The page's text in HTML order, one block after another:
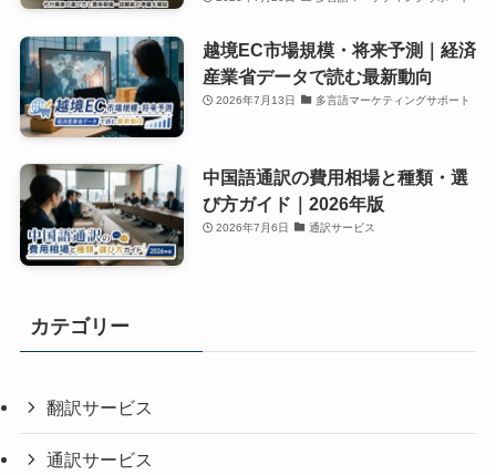
越境EC市場規模・将来予測｜経済
産業省データで読む最新動向
2026年7月13日 多言語マーケティングサポート
中国語通訳の費用相場と種類・選
び方ガイド｜2026年版
2026年7月6日 通訳サービス
カテゴリー
翻訳サービス
通訳サービス